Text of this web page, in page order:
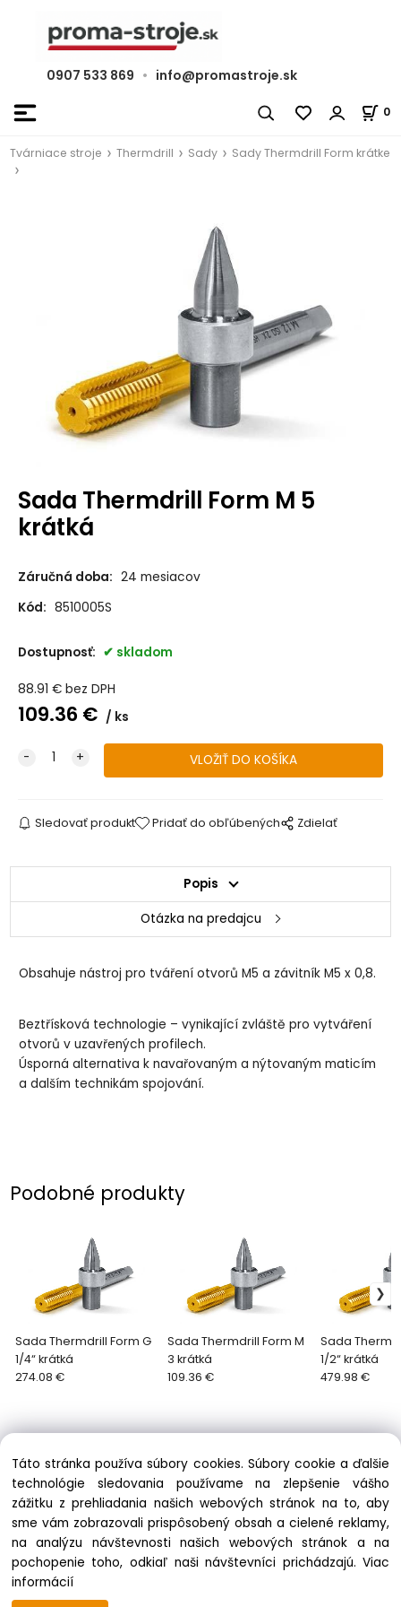
0907 533 869 • info@promastroje.sk
0
Tvárniace stroje Thermdrill Sady Sady Thermdrill Form krátke
Sada Thermdrill Form M 5
krátká
Záručná doba: 24 mesiacov
Kód: 8510005S
Dostupnosť: skladom
88.91 € bez DPH
109.36 € ks
Sledovať produkt Pridať do obľúbených Zdielať
Popis
Otázka na predajcu
Obsahuje nástroj pro tváření otvorů M5 a závitník M5 x 0,8.
Beztřísková technologie – vynikající zvláště pro vytváření
otvorů v uzavřených profilech.
Úsporná alternativa k navařovaným a nýtovaným maticím
a dalším technikám spojování.
Podobné produkty
Sada Thermdrill Form G
1/4“ krátká
274.08 €
Sada Thermdrill Form M
3 krátká
109.36 €
Sada
1/2“ krátká
479.98 €
Informácie
Obchodné podmienky
Ochrana osobných údajov
Zásady cookies
Táto stránka používa súbory cookies. Súbory cookie a ďalšie
technológie sledovania používame na zlepšenie vášho
zážitku z prehliadania našich webových stránok na to, aby
sme vám zobrazovali prispôsobený obsah a cielené reklamy,
na analýzu návštevnosti našich webových stránok a na
pochopenie toho, odkiaľ naši návštevníci prichádzajú.Viac
informácií